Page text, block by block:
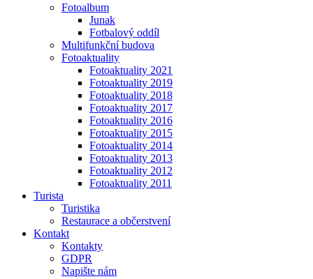
Fotoalbum
Junak
Fotbalový oddíl
Multifunkční budova
Fotoaktuality
Fotoaktuality 2021
Fotoaktuality 2019
Fotoaktuality 2018
Fotoaktuality 2017
Fotoaktuality 2016
Fotoaktuality 2015
Fotoaktuality 2014
Fotoaktuality 2013
Fotoaktuality 2012
Fotoaktuality 2011
Turista
Turistika
Restaurace a občerstvení
Kontakt
Kontakty
GDPR
Napište nám